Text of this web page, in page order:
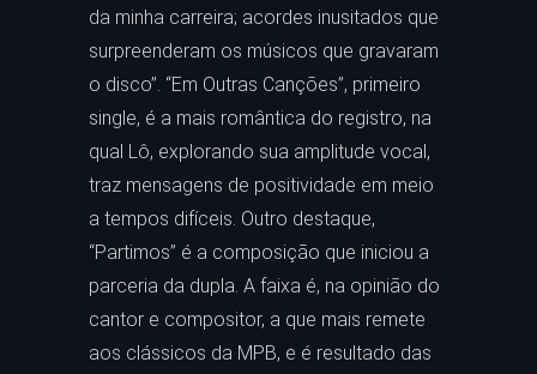
da minha carreira; acordes inusitados que
surpreenderam os músicos que gravaram
o disco”. “Em Outras Canções”, primeiro
single, é a mais romântica do registro, na
qual Lô, explorando sua amplitude vocal,
traz mensagens de positividade em meio
a tempos difíceis. Outro destaque,
“Partimos” é a composição que iniciou a
parceria da dupla. A faixa é, na opinião do
cantor e compositor, a que mais remete
aos clássicos da MPB, e é resultado das